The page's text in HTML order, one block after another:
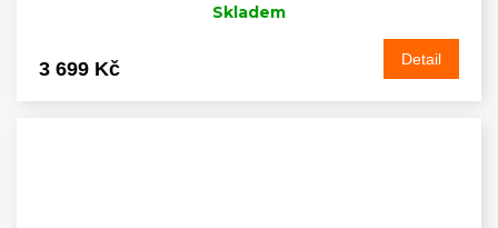
Skladem
3 699 Kč Detail